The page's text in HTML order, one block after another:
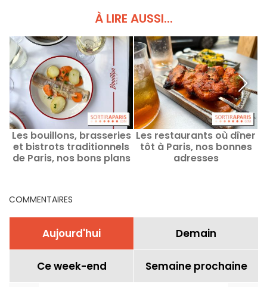
À LIRE AUSSI...
Les bouillons, brasseries
et bistrots traditionnels
de Paris, nos bons plans
Les restaurants où dîner
tôt à Paris, nos bonnes
adresses
COMMENTAIRES
Aujourd'hui Demain
Ce week-end Semaine prochaine